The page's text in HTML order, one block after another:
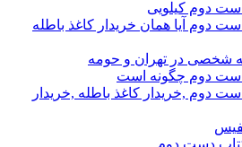
دوم کیلویی
دوم آیا همان خریدار کاغذ باطله
شخصی در تهران و حومه
دست دوم چگونه است
دوم ,خریدار کاغذ باطله ,خریدار